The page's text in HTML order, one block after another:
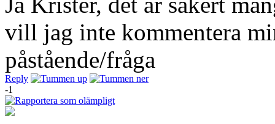
vill jag inte kommentera
påstående/fråga
Reply
-1